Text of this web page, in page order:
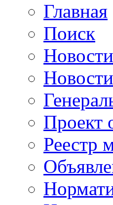
Главная
Поиск
Новости
Проект
Реестр